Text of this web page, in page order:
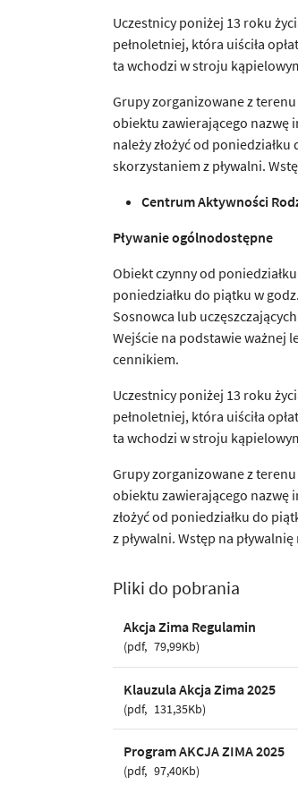
Uczestnicy poniżej 13 roku
pełnoletniej, która uiściła
ta wchodzi w stroju
Grupy zorganizowane z
obiektu zawierającego nazwę
należy złożyć od
skorzystaniem z pływalni.
Centrum Aktywności
Pływanie ogólnodostępne
Obiekt czynny od
poniedziałku do piątku w
Sosnowca lub
Wejście na podstawie ważnej
cennikiem.
Uczestnicy poniżej 13 roku
pełnoletniej, która uiściła
ta wchodzi w stroju
Grupy zorganizowane z
obiektu zawierającego nazwę
złożyć od poniedziałku do
z pływalni. Wstęp na
Pliki do pobrania
Akcja Zima Regulamin
pdf 79,99Kb
Klauzula Akcja Zima 2025
pdf 131,35Kb
Program AKCJA ZIMA 2025
pdf 97,40Kb